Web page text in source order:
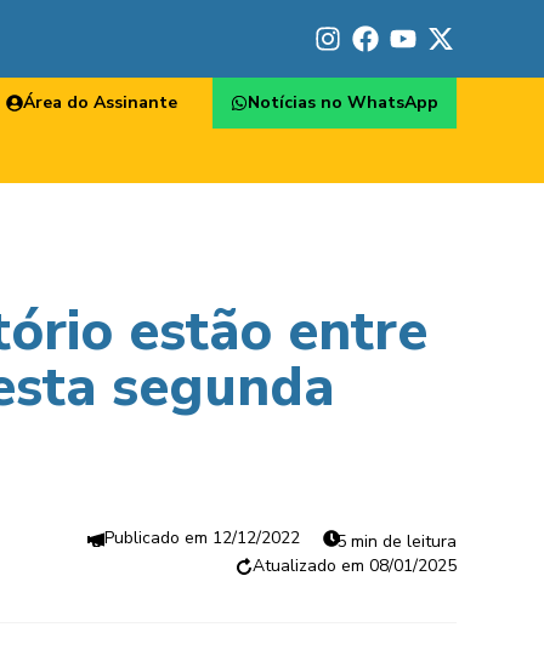
Área do Assinante Notícias no WhatsApp
estão entre
segunda
12/12/2022
5 min de leitura
08/01/2025